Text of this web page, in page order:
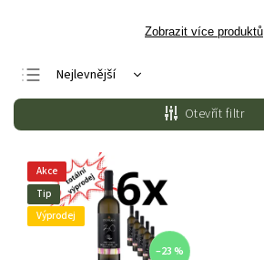
Zobrazit více produktů
Nejlevnější
Nejdražší
Nejprodávanější
Abecedně
Otevřít filtr
Akce
Tip
Výprodej
–23 %